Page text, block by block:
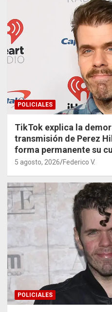
POLICIALES
TikTok explica la
transmisión de Perez
forma permanente su
5 agosto, 2026 Federico V.
POLICIALES